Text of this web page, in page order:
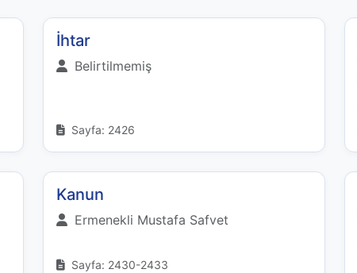
İhtar
Belirtilmemiş
Sayfa: 2426
Kanun
Ermenekli Mustafa Safvet
Sayfa: 2430-2433